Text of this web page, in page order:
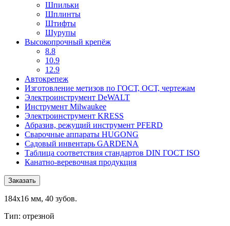
Шпильки
Шплинты
Штифты
Шурупы
Высокопрочный крепёж
8.8
10.9
12.9
Автокрепеж
Изготовление метизов по ГОСТ, ОСТ, чертежам
Электроинструмент DeWALT
Инструмент Milwaukee
Электроинструмент KRESS
Абразив, режущий инструмент PFERD
Сварочные аппараты HUGONG
Садовый инвентарь GARDENA
Таблица соответствия стандартов DIN ГОСТ ISO
Канатно-веревочная продукция
Заказать
184х16 мм, 40 зубов.
Тип: отрезной